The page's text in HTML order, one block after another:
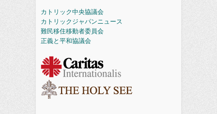
カトリック中央協議会
カトリックジャパンニュース
難民移住移動者委員会
正義と平和協議会